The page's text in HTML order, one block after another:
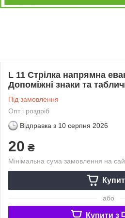
L 11 Стрілка напрямна
Допоміжні знаки та
Під замовлення
Опт і роздріб
Відправка з 10 серпня 2026
20 ₴
Мінімальна сума замовлення на
або
Купити з